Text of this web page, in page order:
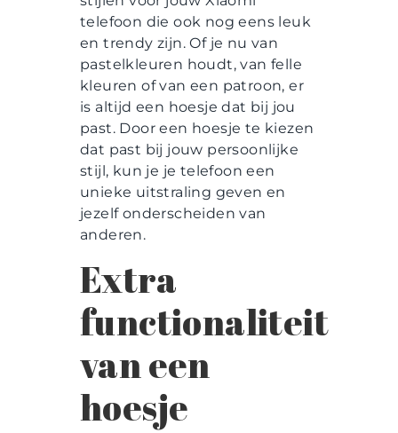
telefoon die ook nog eens leuk
en trendy zijn. Of je nu van
pastelkleuren houdt, van felle
kleuren of van een patroon, er
is altijd een hoesje dat bij jou
past. Door een hoesje te kiezen
dat past bij jouw persoonlijke
stijl, kun je je telefoon een
unieke uitstraling geven en
jezelf onderscheiden van
anderen.
Extra
functionaliteit
van een
hoesje